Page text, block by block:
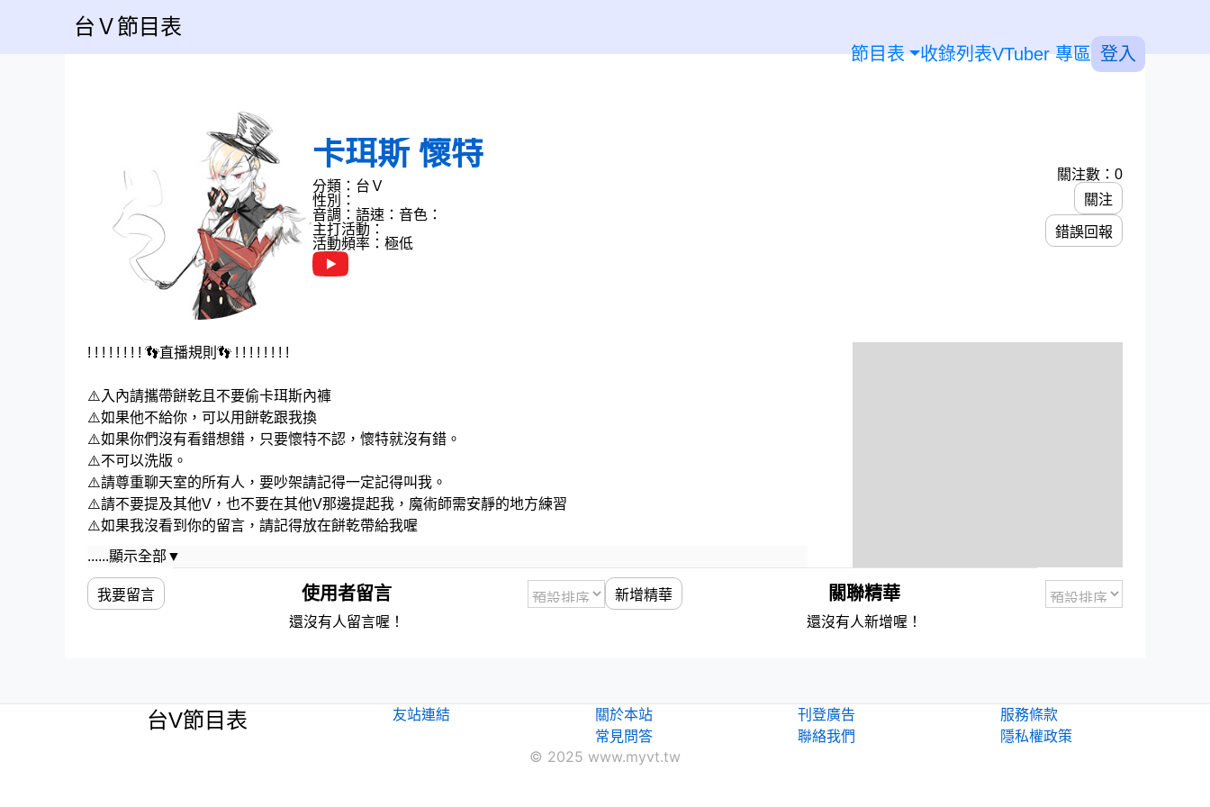
台Ｖ節目表
節目表 收錄列表VTuber 專區 登入
卡珥斯 懷特
分類：台Ｖ
性別：
音調： 語速： 音色：
主打活動：
活動頻率：極低
關注數：0
關注
錯誤回報
! ! ! ! ! ! ! ! 👣直播規則👣 ! ! ! ! ! ! ! !
⚠️入內請攜帶餅乾且不要偷卡珥斯內褲
⚠️如果他不給你，可以用餅乾跟我換
⚠️如果你們沒有看錯想錯，只要懷特不認，懷特就沒有錯。
⚠️不可以洗版。
⚠️請尊重聊天室的所有人，要吵架請記得一定記得叫我。
⚠️請不要提及其他V，也不要在其他V那邊提起我，魔術師需安靜的地方練習
⚠️如果我沒看到你的留言，請記得放在餅乾帶給我喔
! ! ! ! ! ! ! ! 👣失蹤人口資訊欄位👣 ! ! ! ! ! ! ! !
✨Twitter-最近在做什麼呢
......顯示全部▼
我要留言 使用者留言
還沒有人留言喔！
新增精華 關聯精華
還沒有人新增喔！
台V節目表 友站連結
關於本站
常見問答
刊登廣告
聯絡我們
服務條款
隱私權政策
© 2025 www.myvt.tw